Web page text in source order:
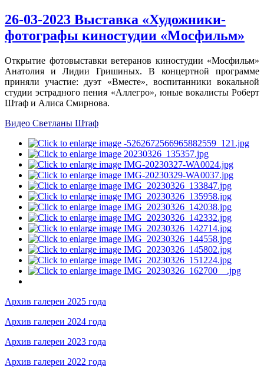
26-03-2023 Выставка «Художники-
фотографы киностудии «Мосфильм»
Открытие фотовыставки ветеранов киностудии «Мосфильм»
Анатолия и Лидии Гришиных. В концертной программе
приняли участие: дуэт «Вместе», воспитанники вокальной
студии эстрадного пения «Аллегро», юные вокалисты Роберт
Штаф и Алиса Смирнова.
Видео Светланы Штаф
Архив галереи 2025 года
Архив галереи 2024 года
Архив галереи 2023 года
Архив галереи 2022 года